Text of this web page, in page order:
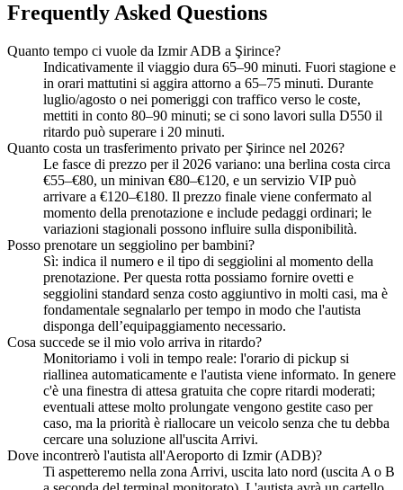
Frequently Asked Questions
Quanto tempo ci vuole da Izmir ADB a Şirince?
Indicativamente il viaggio dura 65–90 minuti. Fuori stagione e
in orari mattutini si aggira attorno a 65–75 minuti. Durante
luglio/agosto o nei pomeriggi con traffico verso le coste,
mettiti in conto 80–90 minuti; se ci sono lavori sulla D550 il
ritardo può superare i 20 minuti.
Quanto costa un trasferimento privato per Şirince nel 2026?
Le fasce di prezzo per il 2026 variano: una berlina costa circa
€55–€80, un minivan €80–€120, e un servizio VIP può
arrivare a €120–€180. Il prezzo finale viene confermato al
momento della prenotazione e include pedaggi ordinari; le
variazioni stagionali possono influire sulla disponibilità.
Posso prenotare un seggiolino per bambini?
Sì: indica il numero e il tipo di seggiolini al momento della
prenotazione. Per questa rotta possiamo fornire ovetti e
seggiolini standard senza costo aggiuntivo in molti casi, ma è
fondamentale segnalarlo per tempo in modo che l'autista
disponga dell’equipaggiamento necessario.
Cosa succede se il mio volo arriva in ritardo?
Monitoriamo i voli in tempo reale: l'orario di pickup si
riallinea automaticamente e l'autista viene informato. In genere
c'è una finestra di attesa gratuita che copre ritardi moderati;
eventuali attese molto prolungate vengono gestite caso per
caso, ma la priorità è riallocare un veicolo senza che tu debba
cercare una soluzione all'uscita Arrivi.
Dove incontrerò l'autista all'Aeroporto di Izmir (ADB)?
Ti aspetteremo nella zona Arrivi, uscita lato nord (uscita A o B